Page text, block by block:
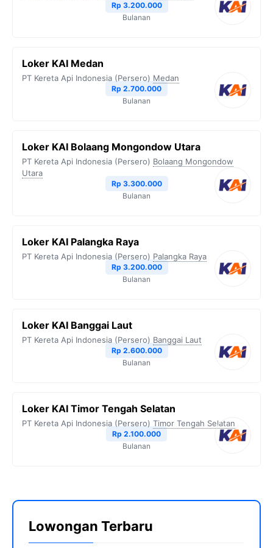
Rp 3.200.000
Bulanan
Loker KAI Medan
PT Kereta Api Indonesia (Persero) Medan
Rp 2.700.000
Bulanan
Loker KAI Bolaang Mongondow Utara
PT Kereta Api Indonesia (Persero) Bolaang Mongondow
Utara
Rp 3.300.000
Bulanan
Loker KAI Palangka Raya
PT Kereta Api Indonesia (Persero) Palangka Raya
Rp 3.200.000
Bulanan
Loker KAI Banggai Laut
PT Kereta Api Indonesia (Persero) Banggai Laut
Rp 2.600.000
Bulanan
Loker KAI Timor Tengah Selatan
PT Kereta Api Indonesia (Persero) Timor Tengah Selatan
Rp 2.100.000
Bulanan
Lowongan Terbaru